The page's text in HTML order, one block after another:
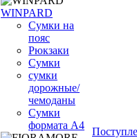
WINPARD
Сумки на
пояс
Рюкзаки
Сумки
сумки
дорожные/
чемоданы
Сумки
формата А4